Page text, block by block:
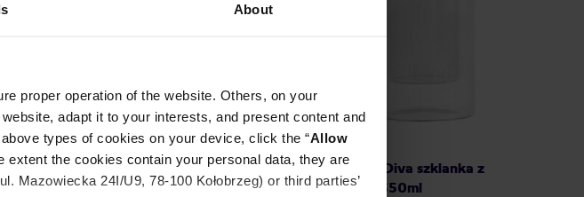
About
proper operation of the website. Others, on your
adapt it to your interests, and present content and
types of cookies on your device, click the “Allow
extent the cookies contain your personal data, they are
Mazowiecka 24I/U9, 78-100 Kołobrzeg) or third parties’
Vialli Design - Zaparzacz do
herbaty Geo Gold 1300 ml
Vialli Design - Diva szklanka z
zaparzaczem 350ml